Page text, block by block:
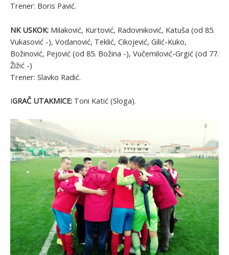
Trener: Boris Pavić.
NK USKOK: Milaković, Kurtović, Radovniković, Katuša (od 85.
Vukasović -), Vodanović, Teklić, Cikojević, Gilić-Kuko,
Božinović, Pejović (od 85. Božina -), Vučemilović-Grgić (od 77.
Žižić -)
Trener: Slavko Radić.
IGRAČ UTAKMICE: Toni Katić (Sloga).